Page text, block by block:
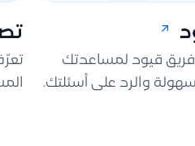
قيود لمساعدتك
والرد على أسئلتك.